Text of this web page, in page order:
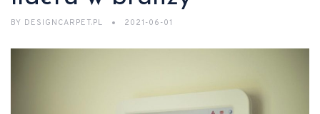
BY DESIGNCARPET.PL 2021-06-01